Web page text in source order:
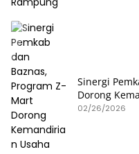
Sinergi
Dorong
02/26/2026